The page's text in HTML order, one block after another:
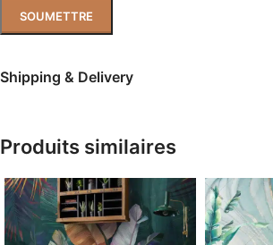
Shipping & Delivery
Produits similaires